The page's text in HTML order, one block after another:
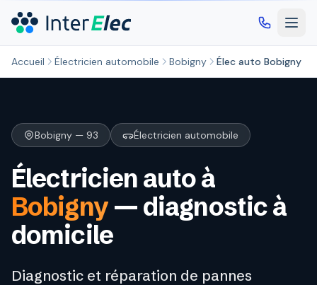
Accueil Électricien automobile Bobigny Élec auto Bobigny
Bobigny — 93 Électricien automobile
Électricien auto à
Bobigny— diagnostic à
domicile
Diagnostic et réparation de pannes